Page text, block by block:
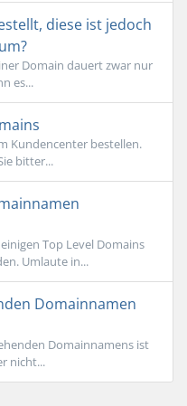
diese ist jedoch
Domain dauert zwar nur
es...
Kundencenter bestellen.
bitter...
Top Level Domains
Umlaute in...
Domainnamen
Domainnamens ist
nicht...